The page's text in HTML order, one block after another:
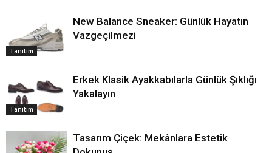
Tanıtım
New Balance Sneaker: Günlük Hayatın
Vazgeçilmezi
Tanıtım
Erkek Klasik Ayakkabılarla Günlük Şıklığı
Yakalayın
Tasarım Çiçek: Mekânlara Estetik